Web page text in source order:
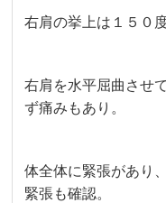
右肩の挙上は１５０
右肩を水平屈曲させ
ず痛みもあり。
体全体に緊張があり
緊張も確認。